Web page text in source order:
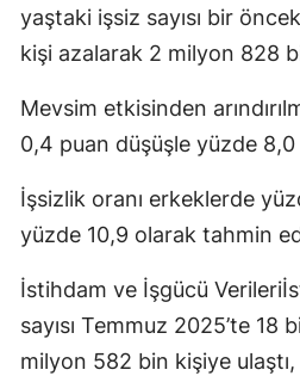
yaştaki işsiz sayısı bir
kişi azalarak 2 milyon 828
Mevsim etkisinden
0,4 puan düşüşle yüzde
İşsizlik oranı erkeklerde
yüzde 10,9 olarak tahmin
İstihdam ve İşgücü
sayısı Temmuz 2025’te 18
milyon 582 bin kişiye